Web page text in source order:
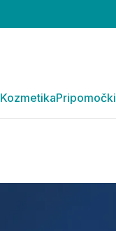
KozmetikaPripomočki